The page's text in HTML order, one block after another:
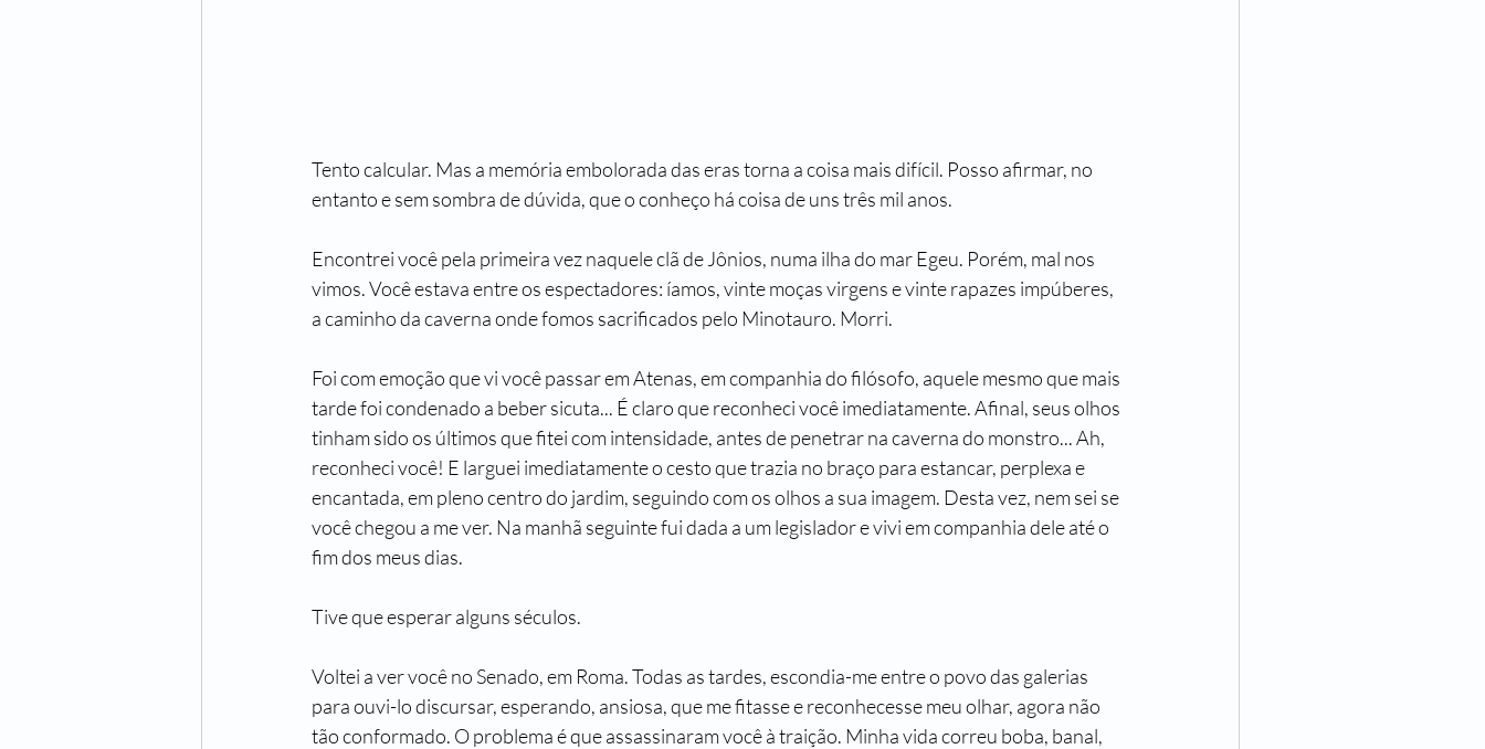
Tento calcular. Mas a memória embolorada das eras torna a coisa mais difícil. Posso afirmar, no
entanto e sem sombra de dúvida, que o conheço há coisa de uns três mil anos.
Encontrei você pela primeira vez naquele clã de Jônios, numa ilha do mar Egeu. Porém, mal nos
vimos. Você estava entre os espectadores: íamos, vinte moças virgens e vinte rapazes impúberes,
a caminho da caverna onde fomos sacrificados pelo Minotauro. Morri.
Foi com emoção que vi você passar em Atenas, em companhia do filósofo, aquele mesmo que mais
tarde foi condenado a beber sicuta... É claro que reconheci você imediatamente. Afinal, seus olhos
tinham sido os últimos que fitei com intensidade, antes de penetrar na caverna do monstro... Ah,
reconheci você! E larguei imediatamente o cesto que trazia no braço para estancar, perplexa e
encantada, em pleno centro do jardim, seguindo com os olhos a sua imagem. Desta vez, nem sei se
você chegou a me ver. Na manhã seguinte fui dada a um legislador e vivi em companhia dele até o
fim dos meus dias.
Tive que esperar alguns séculos.
Voltei a ver você no Senado, em Roma. Todas as tardes, escondia-me entre o povo das galerias
para ouvi-lo discursar, esperando, ansiosa, que me fitasse e reconhecesse meu olhar, agora não
tão conformado. O problema é que assassinaram você à traição. Minha vida correu boba, banal,